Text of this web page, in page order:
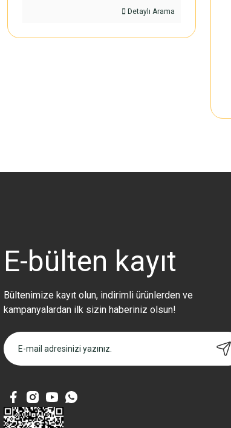
Detaylı Arama
E-bülten kayıt
Bültenimize kayıt olun, indirimli ürünlerden ve
kampanyalardan ilk sizin haberiniz olsun!